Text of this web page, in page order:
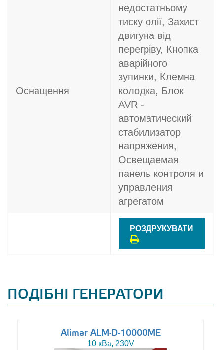
Оснащення
недостатньому
тиску олії, Захист
двигуна від
перегріву, Кнопка
аварійного
зупинки, Клемна
колодка, Блок
AVR -
автоматический
стабилизатор
напряжения,
Освещаемая
панель контроля и
управления
агрегатом
РОЗДРУКУВАТИ
ПОДІБНІ ГЕНЕРАТОРИ
Alimar ALM-D-10000ME
10 кВа, 230V